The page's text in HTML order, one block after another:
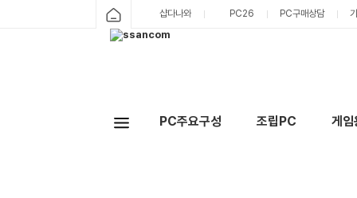
샵다나와 PC26 PC구매상담
PC주요구성 조립PC 게